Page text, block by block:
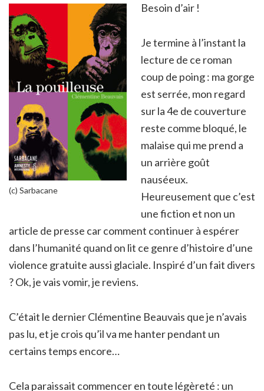
(c) Sarbacane
Besoin d’air !
Je termine à l’instant la
lecture de ce roman
coup de poing : ma gorge
est serrée, mon regard
sur la 4e de couverture
reste comme bloqué, le
malaise qui me prend a
un arrière goût
nauséeux.
Heureusement que c’est
une fiction et non un
article de presse car comment continuer à espérer
dans l’humanité quand on lit ce genre d’histoire d’une
violence gratuite aussi glaciale. Inspiré d’un fait divers
? Ok, je vais vomir, je reviens.
C’était le dernier Clémentine Beauvais que je n’avais
pas lu, et je crois qu’il va me hanter pendant un
certains temps encore…
Cela paraissait commencer en toute légèreté : un